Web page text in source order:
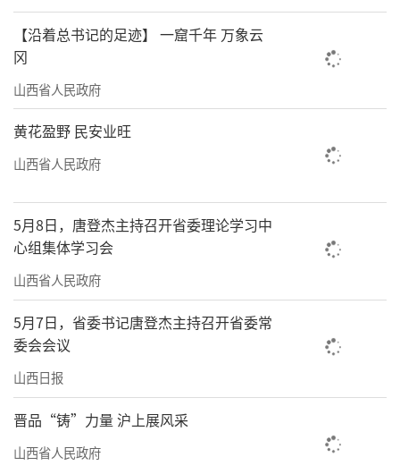
里”。近年来，我省以党的政治建设统领党的
建设各项工作，持续用力打基础固根本，加强
党建引领基层治理，健全党组织领导的自治、
法治、德治相结合的城乡基层治理体系，不断
通过基层党建创新赋能基层治理，人民群众的
获得感幸福感安全感不断提升。
壹培根铸魂，汲取奋进力量
“这个月的‘三晋先锋’专题课讲乡村振
兴新政策，讲得很透彻。我在外地务工，通过
手机也可以参加学习，太好了。”11月底，洪
洞县大槐树镇苗村党支部的流动党员杨红平
说。
学习能随时在指尖实现，技能在田间地头
锤炼……今年以来，临汾党员教育培训把课堂
搬到有故事、有温度的“实景地”，筛选出霍
【沿着总书记的足迹】 一窟千年 万象云
冈
山西省人民政府
黄花盈野 民安业旺
山西省人民政府
5月8日，唐登杰主持召开省委理论学习中
心组集体学习会
山西省人民政府
5月7日，省委书记唐登杰主持召开省委常
委会会议
山西日报
晋品“铸”力量 沪上展风采
山西省人民政府